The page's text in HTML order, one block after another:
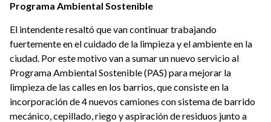
Programa Ambiental Sostenible
El intendente resaltó que van continuar trabajando
fuertemente en el cuidado de la limpieza y el ambiente en la
ciudad. Por este motivo van a sumar un nuevo servicio al
Programa Ambiental Sostenible (PAS) para mejorar la
limpieza de las calles en los barrios, que consiste en la
incorporación de 4 nuevos camiones con sistema de barrido
mecánico, cepillado, riego y aspiración de residuos junto a